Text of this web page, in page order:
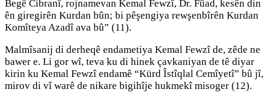
Begê Cibranî, rojnamevan Kemal Fewzî, Dr. Fûad, kesên din
ên giregirên Kurdan bûn; bi pêşengiya rewşenbîrên Kurdan
Komîteya Azadî ava bû” (11).
Malmîsanij di derheqê endametiya Kemal Fewzî de, zêde ne
bawer e. Li gor wî, teva ku di hinek çavkaniyan de tê diyar
kirin ku Kemal Fewzî endamê “Kürd Îstîqlal Cemîyetî” bû jî,
mirov di vî warê de nikare bigihîje hukmekî misoger (12).